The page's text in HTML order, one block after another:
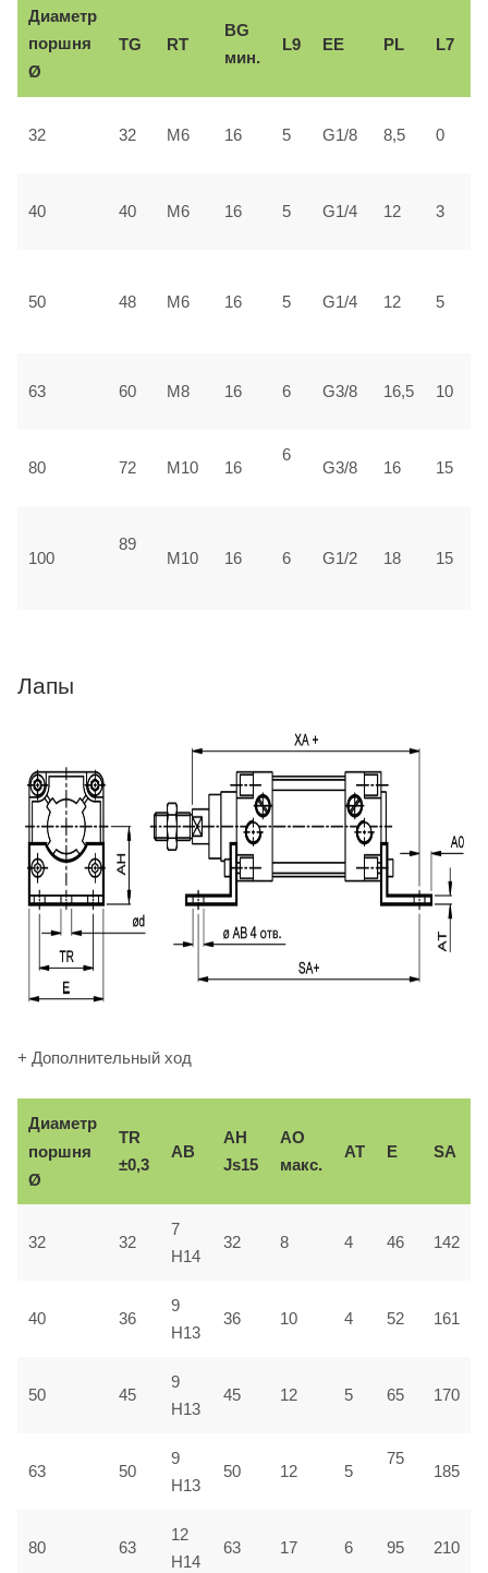
Диаметр
поршня
Ø
TG RT
BG
мин.
L9 ЕЕ PL L7
32 32 М6 16 5 G1/8 8,5 0
40 40 М6 16 5 G1/4 12 3
50 48 М6 16 5 G1/4 12 5
63 60 М8 16 6 G3/8 16,5 10
80 72 М10 16
6
G3/8 16 15
100
89
М10 16 6 G1/2 18 15
Лапы
+ Дополнительный ход
Диаметр
поршня
Ø
TR
±0,3
AB
AH
Js15
AO
макс.
AT E SA
32 32
7
H14
32 8 4 46 142
40 36
9
H13
36 10 4 52 161
50 45
9
H13
45 12 5 65 170
63 50
9
H13
50 12 5
75
185
80 63
12
H14
63 17 6 95 210